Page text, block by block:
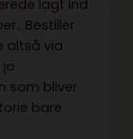
lagt ind
Bestiller
altså via
som bliver
bare